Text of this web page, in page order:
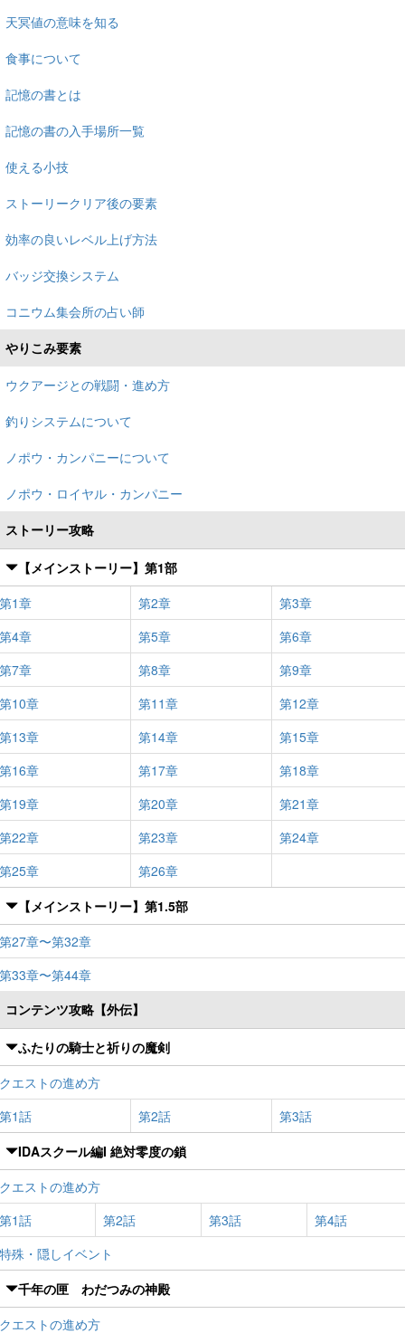
天冥値の意味を知る
食事について
記憶の書とは
記憶の書の入手場所一覧
使える小技
ストーリークリア後の要素
効率の良いレベル上げ方法
バッジ交換システム
コニウム集会所の占い師
やりこみ要素
ウクアージとの戦闘・進め方
釣りシステムについて
ノポウ・カンパニーについて
ノポウ・ロイヤル・カンパニー
ストーリー攻略
【メインストーリー】第1部
第1章
第2章
第3章
第4章
第5章
第6章
第7章
第8章
第9章
第10章
第11章
第12章
第13章
第14章
第15章
第16章
第17章
第18章
第19章
第20章
第21章
第22章
第23章
第24章
第25章
第26章
【メインストーリー】第1.5部
第27章〜第32章
第33章〜第44章
コンテンツ攻略【外伝】
ふたりの騎士と祈りの魔剣
クエストの進め方
第1話
第2話
第3話
IDAスクール編I 絶対零度の鎖
クエストの進め方
第1話
第2話 第3話
第4話
特殊・隠しイベント
千年の匣 わだつみの神殿
クエストの進め方